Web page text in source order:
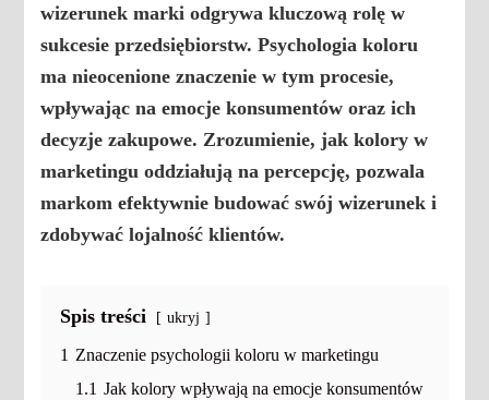
wizerunek marki odgrywa kluczową rolę w
sukcesie przedsiębiorstw.Psychologia koloru
ma nieocenione znaczenie w tym procesie,
wpływając naemocje konsumentów oraz ich
decyzje zakupowe. Zrozumienie, jakkolory w
marketingu oddziałują na percepcję, pozwala
markom efektywnie budować swój wizerunek i
zdobywać lojalność klientów.
Spis treści ukryj
1 Znaczenie psychologii koloru w marketingu
1.1 Jak kolory wpływają na emocje konsumentów